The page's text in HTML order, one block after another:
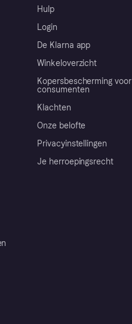
Hulp
Login
De Klarna app
Winkeloverzicht
Kopersbescherming voor
consumenten
Klachten
Onze belofte
Privacyinstellingen
Je herroepingsrecht